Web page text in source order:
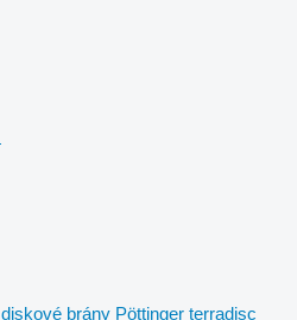
diskové brány Pöttinger terradisc